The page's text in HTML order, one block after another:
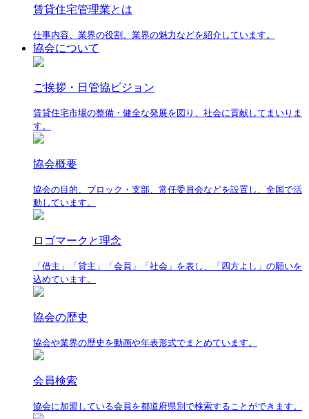
賃貸住宅管理業とは
仕事内容、業界の役割、業界の魅力などを紹介しています。
協会について
ご挨拶・日管協ビジョン
賃貸住宅市場の整備・健全な発展を図り、社会に貢献してまいりま
す。
協会概要
協会の目的、ブロック・支部、常任委員会などを設置し、全国で活
動しています。
ロゴマークと理念
「借主」「貸主」「会員」「社会」を表し、「四方よし」の願いを
込めています。
協会の歴史
協会や業界の歴史を動画や年表形式でまとめています。
会員検索
協会に加盟している会員を都道府県別で検索することができます。